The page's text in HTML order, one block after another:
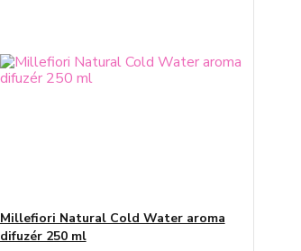
Millefiori Natural Cold Water aroma
difuzér 250 ml